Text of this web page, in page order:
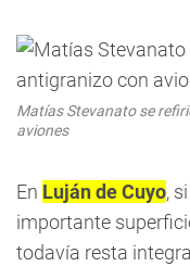
Matías Stevanato se
aviones
En Luján de Cuyo,
importante
todavía resta